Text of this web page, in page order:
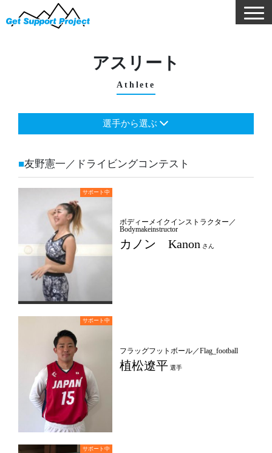
アスリート
Athlete
選手から選ぶ
友野憲一／ドライビングコンテスト
ボディーメイクインストラクター／
Bodymakeinstructor
カノン Kanonさん
フラッグフットボール／Flag_football
植松遼平選手